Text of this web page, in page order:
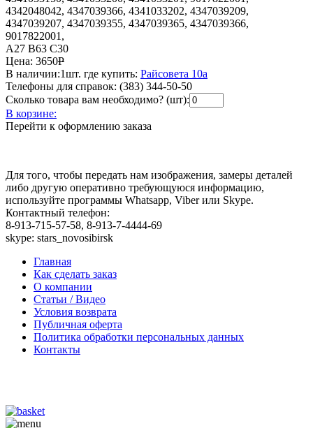
4342048042, 4347039366, 4341033202, 4347039209,
4347039207, 4347039355, 4347039365, 4347039366,
9017822001,
A27 B63 C30
Цена: 3650Р
В наличии:1шт. где купить: Райсовета 10а
Телефоны для справок: (383) 344-50-50
Сколько товара вам необходимо? (шт):
В корзине:
Перейти к оформлению заказа
Для того, чтобы передать нам изображения, замеры деталей
либо другую оперативно требующуюся информацию,
используйте программы Whatsapp, Viber или Skype.
Контактный телефон:
8-913-715-57-58, 8-913-7-4444-69
skype: stars_novosibirsk
Главная
Как сделать заказ
О компании
Статьи / Видео
Условия возврата
Публичная оферта
Политика обработки персональных данных
Контакты